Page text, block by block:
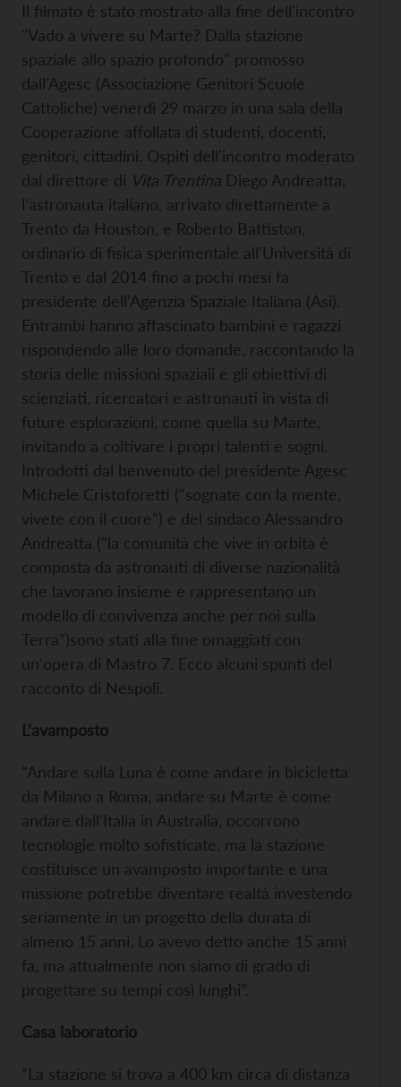
Il filmato è stato mostrato alla fine dell'incontro
"Vado a vivere su Marte? Dalla stazione
spaziale allo spazio profondo" promosso
dall'Agesc (Associazione Genitori Scuole
Cattoliche) venerdì 29 marzo in una sala della
Cooperazione affollata di studenti , docenti,
genitori, cittadini. Ospiti dell'incontro moderato
dal direttore di Vita Trentina Diego Andreatta,
l'astronauta italiano, arrivato direttamente a
Trento da Houston, e Roberto Battiston,
ordinario di fisica sperimentale all'Università di
Trento e dal 2014 fino a pochi mesi fa
presidente dell'Agenzia Spaziale Italiana (Asi).
Entrambi hanno affascinato bambini e ragazzi
rispondendo alle loro domande, raccontando la
storia delle missioni spaziali e gli obiettivi di
scienziati, ricercatori e astronauti in vista di
future esplorazioni, come quella su Marte,
invitando a coltivare i propri talenti e sogni.
Introdotti dal benvenuto del presidente Agesc
Michele Cristoforetti ("sognate con la mente,
vivete con il cuore”) e del sindaco Alessandro
Andreatta ("la comunità che vive in orbita è
composta da astronauti di diverse nazionalità
che lavorano insieme e rappresentano un
modello di convivenza anche per noi sulla
Terra”)sono stati alla fine omaggiati con
un'opera di Mastro 7. Ecco alcuni spunti del
racconto di Nespoli.
L’avamposto
“Andare sulla Luna è come andare in bicicletta
da Milano a Roma, andare su Marte è come
andare dall'Italia in Australia, occorrono
tecnologie molto sofisticate, ma la stazione
costituisce un avamposto importante e una
missione potrebbe diventare realtà investendo
seriamente in un progetto della durata di
almeno 15 anni. Lo avevo detto anche 15 anni
fa, ma attualmente non siamo di grado di
progettare su tempi così lunghi”.
Casa laboratorio
“La stazione si trova a 400 km circa di distanza